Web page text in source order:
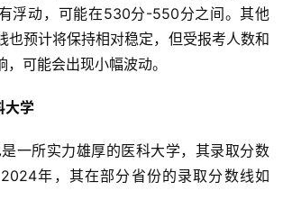
浮动，可能在530分-550分之间。其他
也预计将保持相对稳定，但受报考人数和
可能会出现小幅波动。
大学
年，其在部分省份的录取分数线如